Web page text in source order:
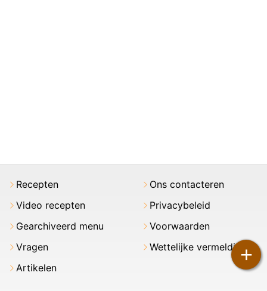
+
Recepten
Video recepten
Gearchiveerd menu
Vragen
Artikelen
Ons contacteren
Privacybeleid
Voorwaarden
Wettelijke vermeldingen